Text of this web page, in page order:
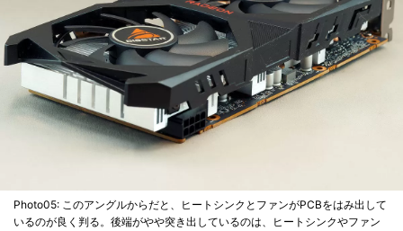
Photo05: このアングルからだと、ヒートシンクとファンがPCBをはみ出して
いるのが良く判る。後端がやや突き出しているのは、ヒートシンクやファン